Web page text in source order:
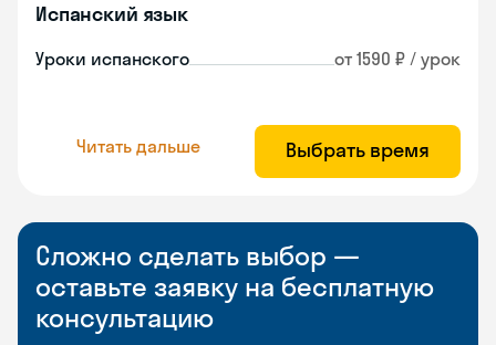
Испанский язык
Уроки испанского от 1590 ₽ / урок
Читать дальше Выбрать время
Сложно сделать выбор —
оставьте заявку на бесплатную
консультацию